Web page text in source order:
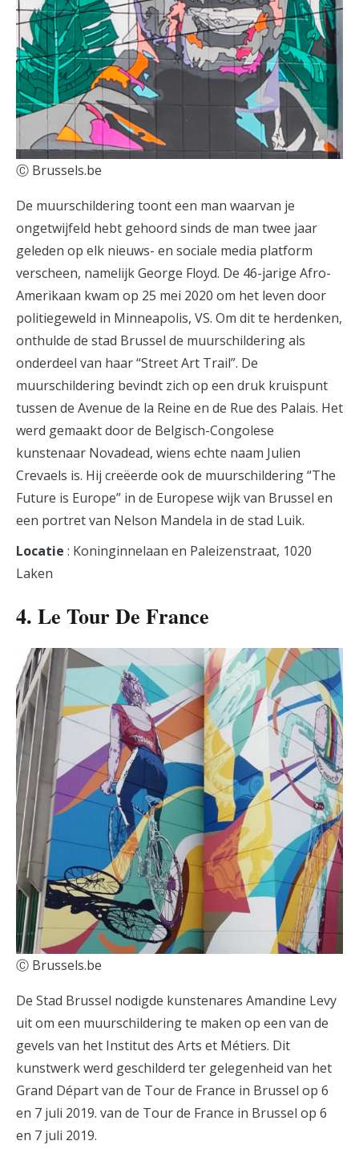
Ⓒ Brussels.be
De muurschildering toont een man waarvan je
ongetwijfeld hebt gehoord sinds de man twee jaar
geleden op elk nieuws- en sociale media platform
verscheen, namelijk George Floyd. De 46-jarige Afro-
Amerikaan kwam op 25 mei 2020 om het leven door
politiegeweld in Minneapolis, VS. Om dit te herdenken,
onthulde de stad Brussel de muurschildering als
onderdeel van haar “Street Art Trail”. De
muurschildering bevindt zich op een druk kruispunt
tussen de Avenue de la Reine en de Rue des Palais. Het
werd gemaakt door de Belgisch-Congolese
kunstenaar Novadead, wiens echte naam Julien
Crevaels is. Hij creëerde ook de muurschildering “The
Future is Europe” in de Europese wijk van Brussel en
een portret van Nelson Mandela in de stad Luik.
Locatie : Koninginnelaan en Paleizenstraat, 1020
Laken
4. Le Tour De France
Ⓒ Brussels.be
De Stad Brussel nodigde kunstenares Amandine Levy
uit om een muurschildering te maken op een van de
gevels van het Institut des Arts et Métiers. Dit
kunstwerk werd geschilderd ter gelegenheid van het
Grand Départ van de Tour de France in Brussel op 6
en 7 juli 2019. van de Tour de France in Brussel op 6
en 7 juli 2019.